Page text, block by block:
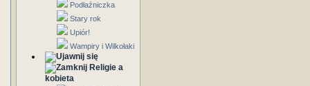
Podłaźniczka
Stary rok
Upiór!
Wampiry i Wilkołaki
Religie a
kobieta